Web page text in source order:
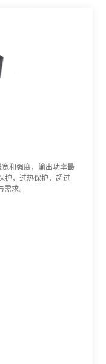
宽和强度，输出功率最
护，过热保护，超过
求。